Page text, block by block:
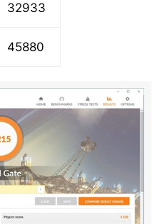
32933
45880